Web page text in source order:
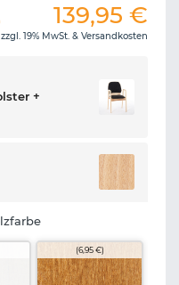
139,95 €
zzgl. 19% MwSt. & Versandkosten
+
(6,95 €)